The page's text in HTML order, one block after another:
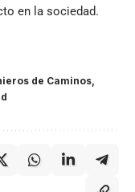
en la sociedad.
de Caminos